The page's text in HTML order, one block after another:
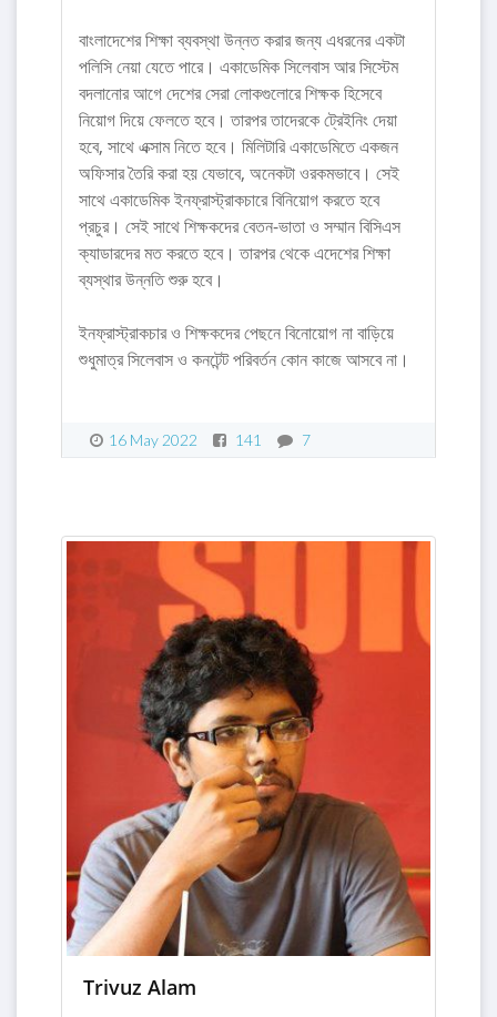
বাংলাদেশের শিক্ষা ব্যবস্থা উন্নত করার জন্য এধরনের একটা
পলিসি নেয়া যেতে পারে। একাডেমিক সিলেবাস আর সিস্টেম
বদলানোর আগে দেশের সেরা লোকগুলোরে শিক্ষক হিসেবে
নিয়োগ দিয়ে ফেলতে হবে। তারপর তাদেরকে ট্রেইনিং দেয়া
হবে, সাথে এক্সাম নিতে হবে। মিলিটারি একাডেমিতে একজন
অফিসার তৈরি করা হয় যেভাবে, অনেকটা ওরকমভাবে। সেই
সাথে একাডেমিক ইনফ্রাস্ট্রাকচারে বিনিয়োগ করতে হবে
প্রচুর। সেই সাথে শিক্ষকদের বেতন-ভাতা ও সম্মান বিসিএস
ক্যাডারদের মত করতে হবে। তারপর থেকে এদেশের শিক্ষা
ব্যস্থার উন্নতি শুরু হবে।
ইনফ্রাস্ট্রাকচার ও শিক্ষকদের পেছনে বিনোয়োগ না বাড়িয়ে
শুধুমাত্র সিলেবাস ও কনটেন্ট পরিবর্তন কোন কাজে আসবে না।
16 May 2022 141 7
Trivuz Alam